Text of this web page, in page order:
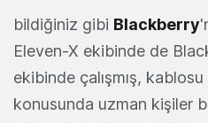
bildiğiniz gibi Blackberry
Eleven-X ekibinde de
ekibinde çalışmış,
konusunda uzman kişiler